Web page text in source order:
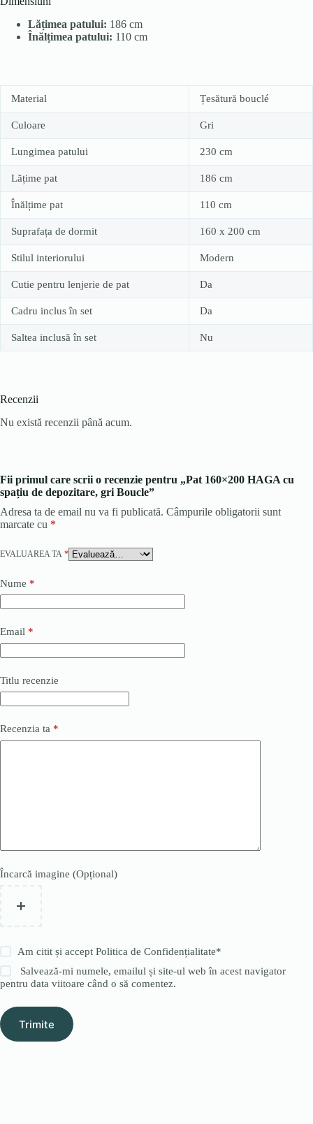
Lățimea patului: 186 cm
Înălțimea patului: 110 cm
Material Țesătură bouclé
Culoare Gri
Lungimea patului 230 cm
Lățime pat 186 cm
Înălțime pat 110 cm
Suprafața de dormit 160 x 200 cm
Stilul interiorului Modern
Cutie pentru lenjerie de pat Da
Cadru inclus în set Da
Saltea inclusă în set Nu
Recenzii
Nu există recenzii până acum.
Fii primul care scrii o recenzie pentru „Pat 160×200 HAGA cu
spațiu de depozitare, gri Boucle”
Adresa ta de email nu va fi publicată. Câmpurile obligatorii sunt
marcate cu *
EVALUAREA TA *
Nume *
Email *
Titlu recenzie
Recenzia ta *
Încarcă imagine (Opțional)
Am citit și acceptPolitica de Confidențialitate*
Salvează-mi numele, emailul și site-ul web în acest navigator
pentru data viitoare când o să comentez.
Trimite